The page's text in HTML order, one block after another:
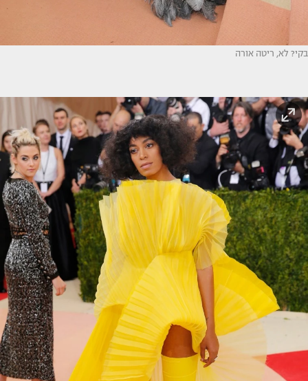
בקי? לא, ריטה אורה